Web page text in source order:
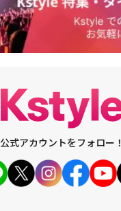
公式アカウントをフォロー！